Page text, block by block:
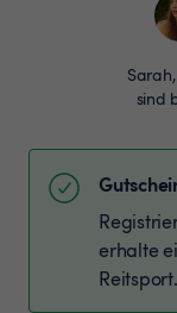
sind
erhalte